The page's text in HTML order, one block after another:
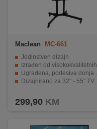
Maclean MC-661
Jedinstven dizajn
Izrađen od visokokvalitetnih materijala
Ugrađena, podesiva donja polica
Dizajnirano za 32" - 55" TV prijemnike
299,90 KM